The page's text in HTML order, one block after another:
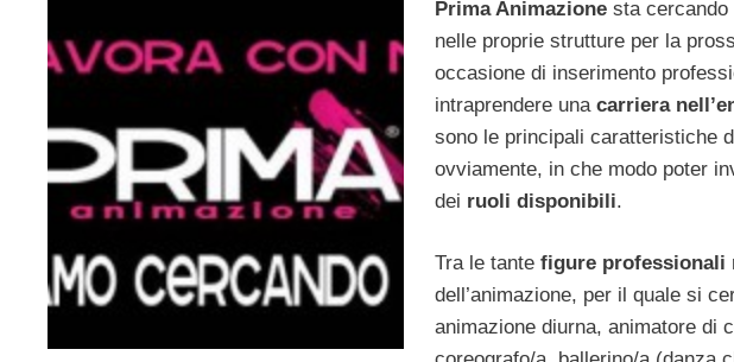
Prima Animazionesta cercando
nelle proprie strutture per la
occasione di inserimento
intraprendere una carriera
sono le principali caratteristiche
ovviamente, in che modo poter
dei ruoli disponibili.
Tra le tante figure professionali
dell’animazione, per il quale si
animazione diurna, animatore di